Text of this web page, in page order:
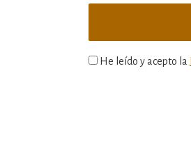
He leído y acepto la